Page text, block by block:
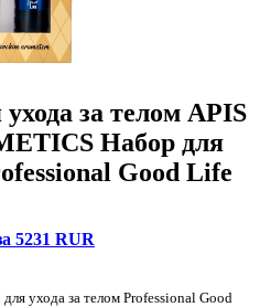
за телом APIS
Набор для
Good Life
5231 RUR
ухода за телом Professional Good